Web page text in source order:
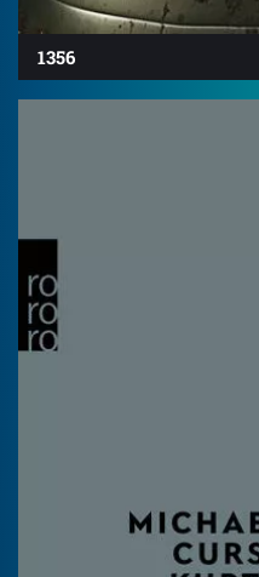
1356